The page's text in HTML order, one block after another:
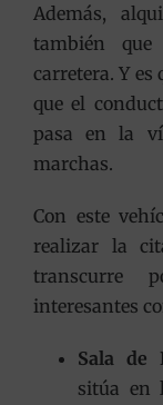
Además,
también que
carretera. Y
que el
pasa en la
marchas.
Con este
realizar la
transcurre
interesantes
Sala de
sitúa en